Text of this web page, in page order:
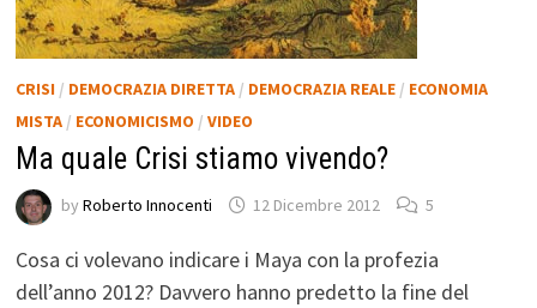
CRISI / DEMOCRAZIA DIRETTA/ DEMOCRAZIA REALE/ ECONOMIA
MISTA/ ECONOMICISMO / VIDEO
Ma quale Crisi stiamo vivendo?
by Roberto Innocenti 12 Dicembre 2012 5
Cosa ci volevano indicare i Maya con la profezia
dell’anno 2012? Davvero hanno predetto la fine del